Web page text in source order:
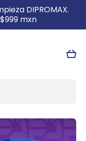
DIPROMAX.
mxn
producto